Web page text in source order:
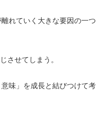
れていく大きな要因の一つ
させてしまう。
味」を成長と結びつけて考